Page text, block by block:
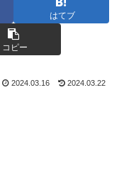
はてブ
コピー
2024.03.16 2024.03.22